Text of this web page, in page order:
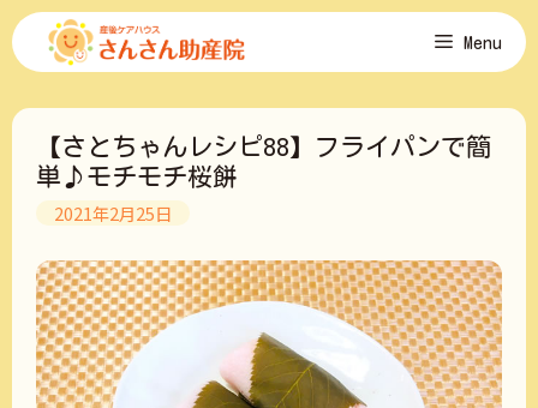
コ
ン
ツ
Menu
【さとちゃんレシピ88】フライパンで簡
単♪モチモチ桜餅
2021年2月25日